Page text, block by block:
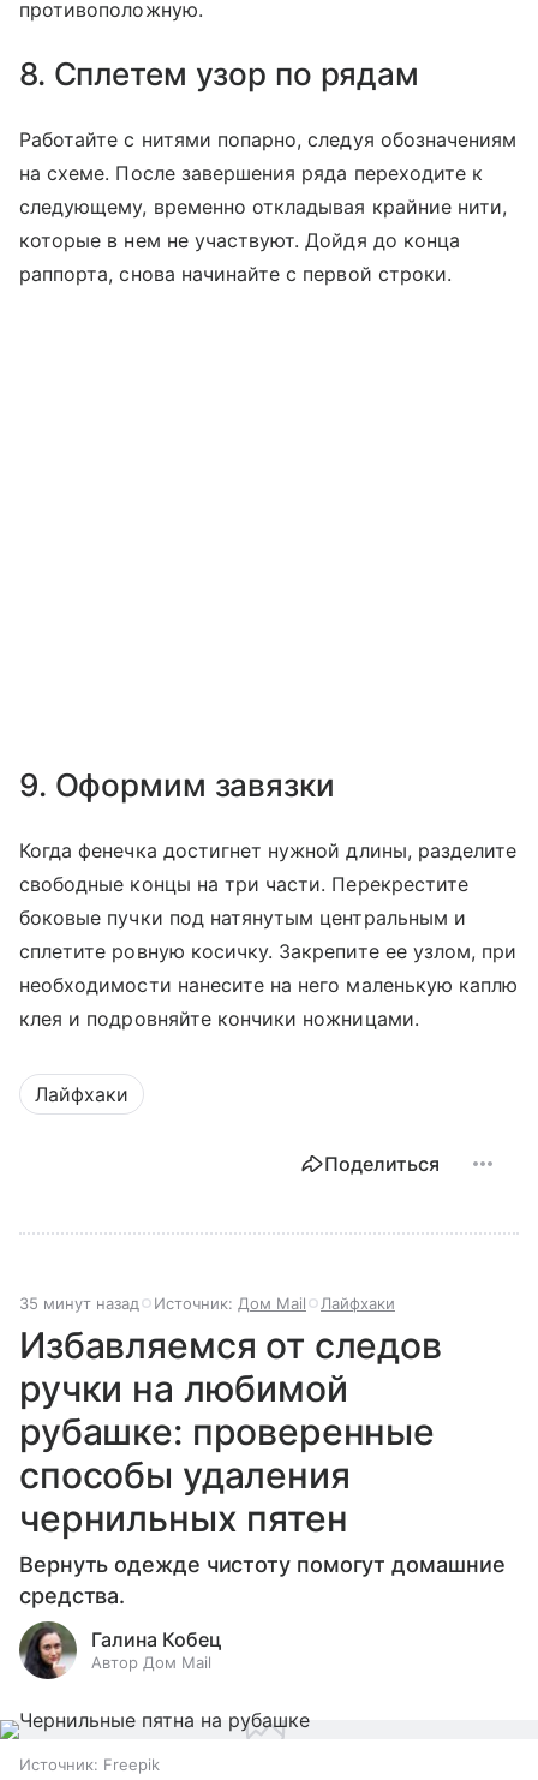
противоположную.
8. Сплетем узор по рядам
Работайте с нитями попарно, следуя обозначениям
на схеме. После завершения ряда переходите к
следующему, временно откладывая крайние нити,
которые в нем не участвуют. Дойдя до конца
раппорта, снова начинайте с первой строки.
9. Оформим завязки
Когда фенечка достигнет нужной длины, разделите
свободные концы на три части. Перекрестите
боковые пучки под натянутым центральным и
сплетите ровную косичку. Закрепите ее узлом, при
необходимости нанесите на него маленькую каплю
клея и подровняйте кончики ножницами.
Лайфхаки
Поделиться
35 минут назад Источник: Дом Mail Лайфхаки
Избавляемся от следов
ручки на любимой
рубашке: проверенные
способы удаления
чернильных пятен
Вернуть одежде чистоту помогут домашние
средства.
Галина Кобец
Автор Дом Mail
Источник: Freepik